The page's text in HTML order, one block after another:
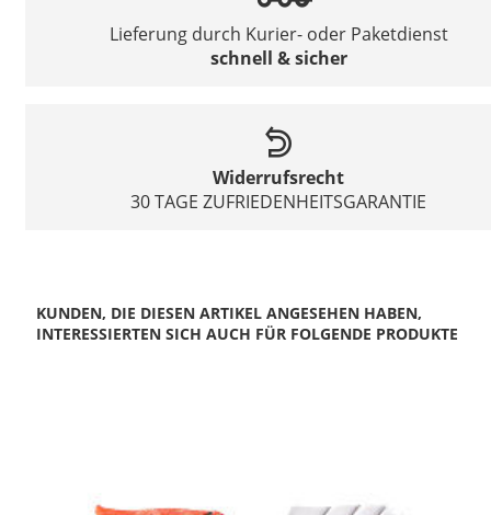
Lieferung durch Kurier- oder Paketdienst
schnell & sicher
Widerrufsrecht
30 TAGE ZUFRIEDENHEITSGARANTIE
KUNDEN, DIE DIESEN ARTIKEL ANGESEHEN HABEN,
INTERESSIERTEN SICH AUCH FÜR FOLGENDE PRODUKTE